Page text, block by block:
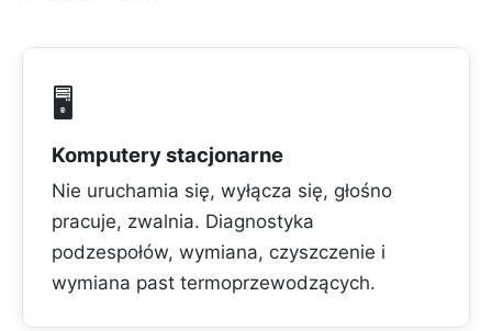
🖥️
Komputery stacjonarne
Nie uruchamia się, wyłącza się, głośno
pracuje, zwalnia. Diagnostyka
podzespołów, wymiana, czyszczenie i
wymiana past termoprzewodzących.